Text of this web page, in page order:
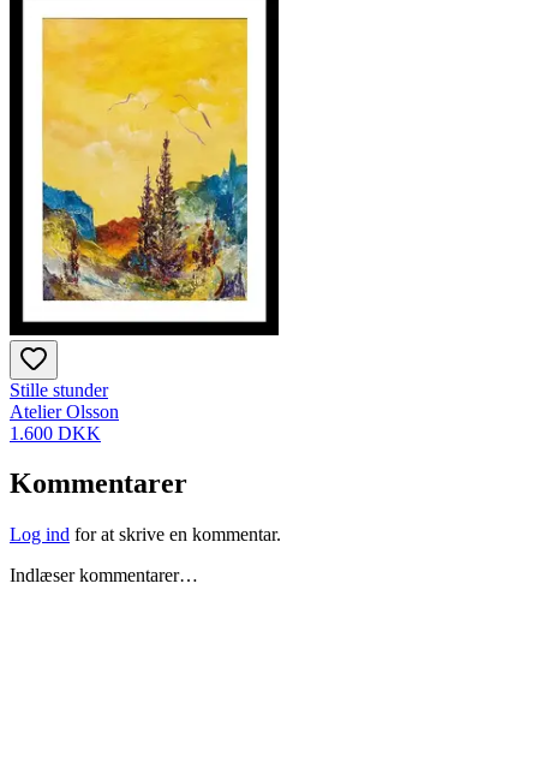
Stille stunder
Atelier Olsson
1.600 DKK
Kommentarer
Log ind for at skrive en kommentar.
Indlæser kommentarer…